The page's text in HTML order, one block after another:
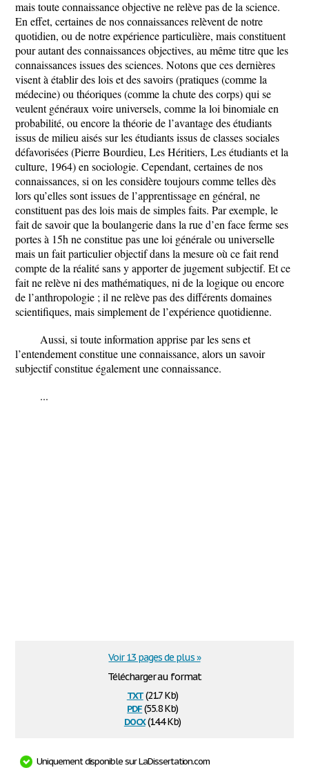
mais toute connaissance objective ne relève pas de la science.
En effet, certaines de nos connaissances relèvent de notre
quotidien, ou de notre expérience particulière, mais constituent
pour autant des connaissances objectives, au même titre que les
connaissances issues des sciences. Notons que ces dernières
visent à établir des lois et des savoirs (pratiques (comme la
médecine) ou théoriques (comme la chute des corps) qui se
veulent généraux voire universels, comme la loi binomiale en
probabilité, ou encore la théorie de l’avantage des étudiants
issus de milieu aisés sur les étudiants issus de classes sociales
défavorisées (Pierre Bourdieu, Les Héritiers, Les étudiants et la
culture, 1964) en sociologie. Cependant, certaines de nos
connaissances, si on les considère toujours comme telles dès
lors qu’elles sont issues de l’apprentissage en général, ne
constituent pas des lois mais de simples faits. Par exemple, le
fait de savoir que la boulangerie dans la rue d’en face ferme ses
portes à 15h ne constitue pas une loi générale ou universelle
mais un fait particulier objectif dans la mesure où ce fait rend
compte de la réalité sans y apporter de jugement subjectif. Et ce
fait ne relève ni des mathématiques, ni de la logique ou encore
de l’anthropologie ; il ne relève pas des différents domaines
scientifiques, mais simplement de l’expérience quotidienne.
Aussi, si toute information apprise par les sens et
l’entendement constitue une connaissance, alors un savoir
subjectif constitue également une connaissance.
...
Télécharger au format
txt(21.7 Kb)
pdf(55.8 Kb)
docx(14.4 Kb)
Voir 13 pages de plus »
Uniquement disponible sur LaDissertation.com